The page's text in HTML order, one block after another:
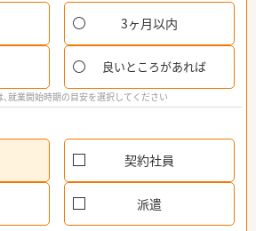
3ヶ月以内
良いところがあれば
就業開始時期の目安を選択してください
契約社員
派遣